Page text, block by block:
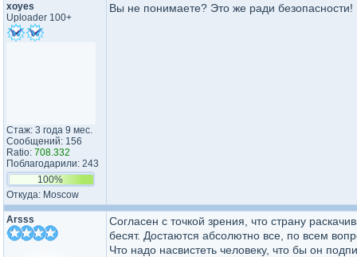
xoyes
Uploader 100+
Стаж: 3 года 9 мес.
Сообщений: 156
Ratio: 708.332
Поблагодарили: 243
100%
Откуда: Moscow
Вы не понимаете? Это же ради безопасности!
Arsss
Согласен с точкой зрения, что страну
бесят. Достаются абсолютно все, по всем
Что надо насвистеть человеку, что бы он